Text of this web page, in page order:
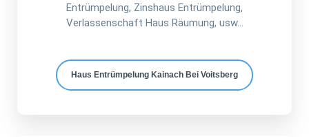
Entrümpelung, Zinshaus Entrümpelung,
Verlassenschaft Haus Räumung, usw...
Haus Entrümpelung Kainach Bei Voitsberg